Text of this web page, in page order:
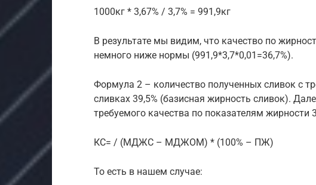
1000кг * 3,67% / 3,7% = 991,9кг
В результате мы видим, что качество по
немного ниже нормы (991,9*3,7*0,01=36,7%).
Формула 2 – количество полученных сливок с
сливках 39,5% (базисная жирность сливок).
требуемого качества по показателям жирности
КС= / (МДЖС – МДЖОМ) * (100% – ПЖ)
То есть в нашем случае: